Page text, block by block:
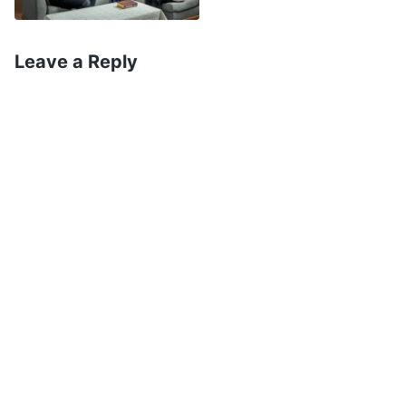
Eles têm plena consciência de que: ‘Desde que
que sou um bom líder. Terão uma opinião boa e
Leave a Reply